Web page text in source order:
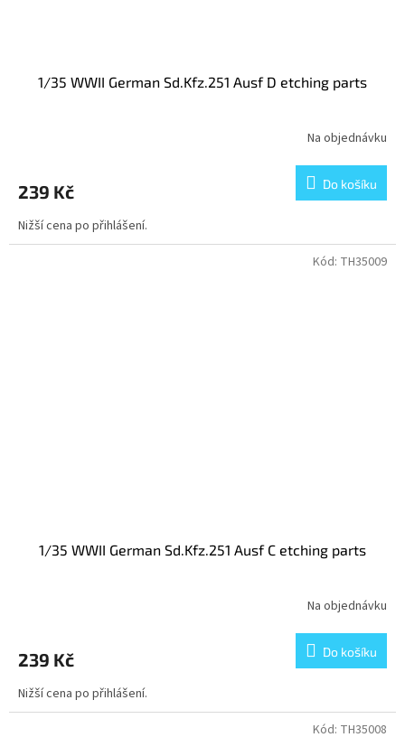
1/35 WWII German Sd.Kfz.251 Ausf D etching parts
Na objednávku
239 Kč Do košíku
Nižší cena po přihlášení.
1/35 WWII German Sd.Kfz.251 Ausf C etching parts
Na objednávku
239 Kč Do košíku
Nižší cena po přihlášení.
Kód: TH35009
Kód: TH35008